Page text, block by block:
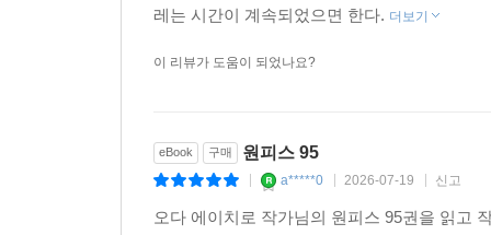
레는 시간이 계속되었으면 한다. 더보기
이 리뷰가 도움이 되었나요?
eBook 구매 원피스 95
a*****0 2026-07-19 신고
오다 에이치로 작가님의 원피스 95권을 읽고